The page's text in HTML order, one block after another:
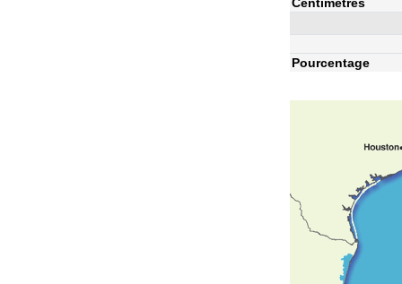
Pourcentage